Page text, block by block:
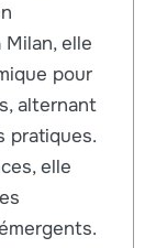
elle
pour
alternant
pratiques.
elle